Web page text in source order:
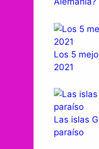
Los 5
2021
Las islas
paraíso